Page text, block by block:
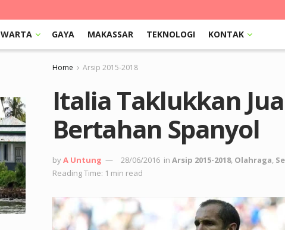
WARTA GAYA MAKASSAR TEKNOLOGI KONTAK
Home Arsip 2015-2018
Italia Taklukkan
Bertahan Spanyol
byA Untung 28/06/2016 in Arsip 2015-2018, Olahraga,
Reading Time: 1 min read